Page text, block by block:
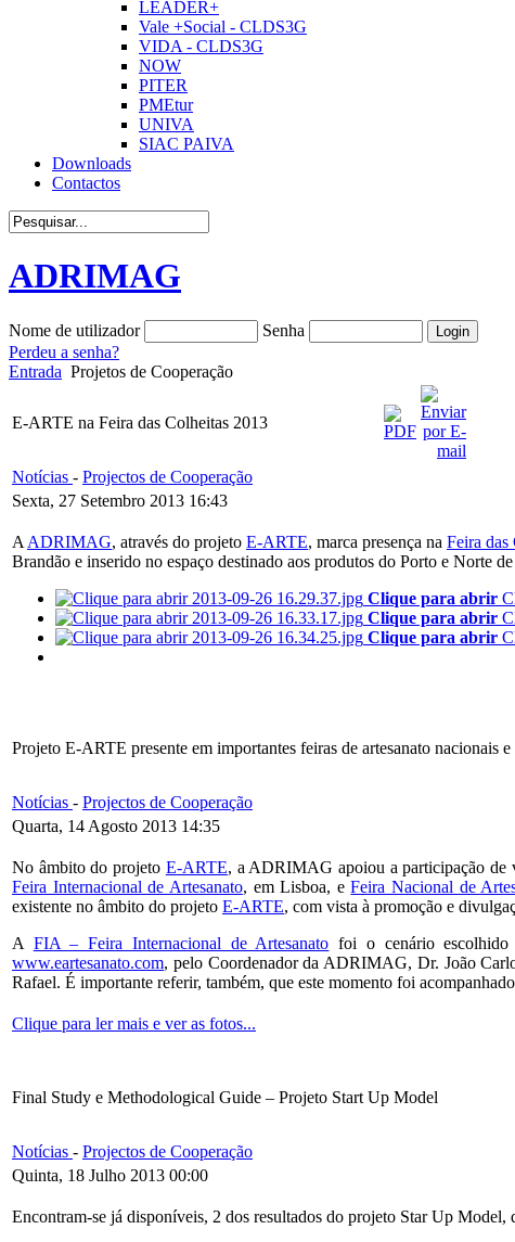
LEADER+
Vale +Social - CLDS3G
VIDA - CLDS3G
NOW
PITER
PMEtur
UNIVA
SIAC PAIVA
Downloads
Contactos
ADRIMAG
Nome de utilizador
Senha
Perdeu a senha?
Entrada Projetos de Cooperação
E-ARTE na Feira das Colheitas 2013
Notícias - Projectos de Cooperação
Sexta, 27 Setembro 2013 16:43
A ADRIMAG, através do projeto E-ARTE, marca presença na Feira das
Brandão e inserido no espaço destinado aos produtos do Porto e Norte
Clique para abrir
Clique para abrir
Clique para abrir
Projeto E-ARTE presente em importantes feiras de artesanato nacionais
Notícias - Projectos de Cooperação
Quarta, 14 Agosto 2013 14:35
No âmbito do projeto E-ARTE, a ADRIMAG apoiou a participação de
Feira Internacional de Artesanato, em Lisboa, eFeira Nacional de
existente no âmbito do projeto E-ARTE, com vista à promoção e
A FIA – Feira Internacional de Artesanato foi o cenário escolhido
www.eartesanato.com, pelo Coordenador da ADRIMAG, Dr. João
Rafael. É importante referir, também, que este momento foi
Clique para ler mais e ver as fotos...
Final Study e Methodological Guide – Projeto Start Up Model
Notícias - Projectos de Cooperação
Quinta, 18 Julho 2013 00:00
Encontram-se já disponíveis, 2 dos resultados do projeto Star Up